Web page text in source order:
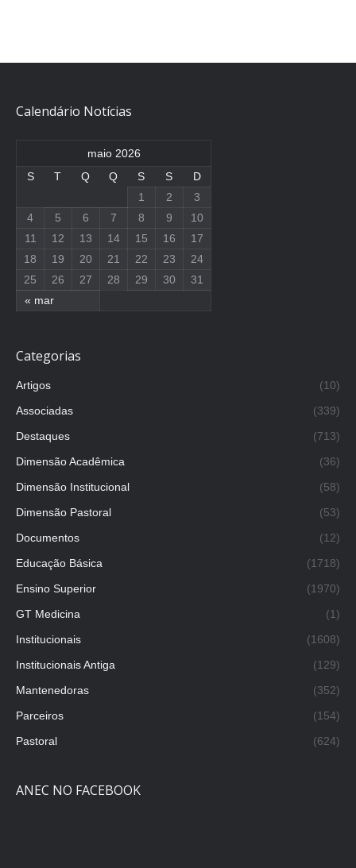
Calendário Notícias
maio 2026
S
T Q Q S S D
« mar
1 2
3
4
5 6 7 8 9
10
11
12 13 14 15 16
17
18
19 20 21 22 23
24
25
26 27 28 29 30 31
Categorias
Artigos
(10)
Associadas
(339)
Destaques
(713)
Dimensão Acadêmica
(36)
Dimensão Institucional
(58)
Dimensão Pastoral
(53)
Documentos
(12)
Educação Básica
(1718)
Ensino Superior
(1970)
GT Medicina
(1)
Institucionais
(1608)
Institucionais Antiga
(129)
Mantenedoras
(352)
Parceiros
(154)
Pastoral
(624)
ANEC NO FACEBOOK